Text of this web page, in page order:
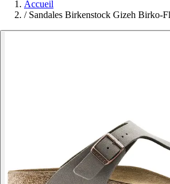
Accueil
/ Sandales Birkenstock Gizeh Birko-